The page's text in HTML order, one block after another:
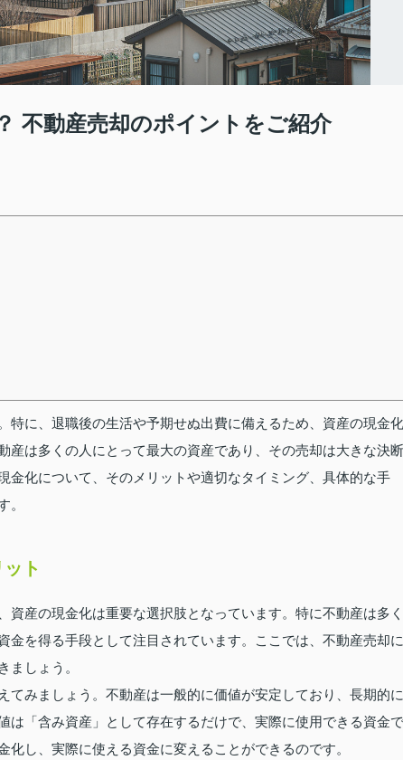
不動産売却のポイントをご紹介
特に、退職後の生活や予期せぬ出費に備えるため、資産の現金化
産は多くの人にとって最大の資産であり、その売却は大きな決断
金化について、そのメリットや適切なタイミング、具体的な手
。
ト
産の現金化は重要な選択肢となっています。特に不動産は多く
を得る手段として注目されています。ここでは、不動産売却に
ましょう。
てみましょう。不動産は一般的に価値が安定しており、長期的に
は「含み資産」として存在するだけで、実際に使用できる資金で
し、実際に使える資金に変えることができるのです。